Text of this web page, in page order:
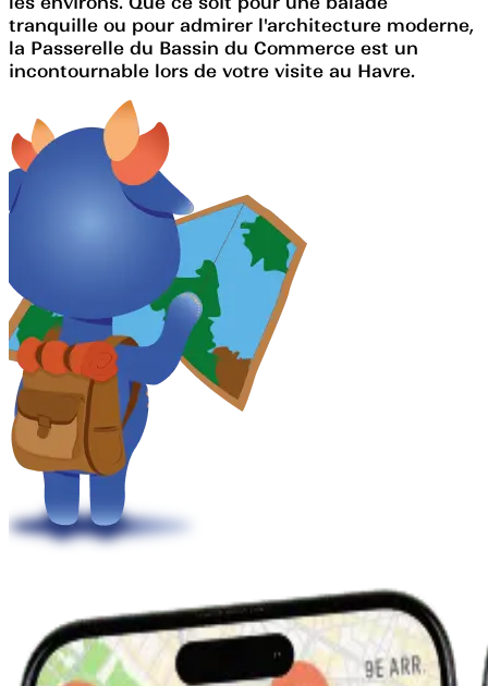
tranquille ou pour admirer l'architecture moderne,
la Passerelle du Bassin du Commerce est un
incontournable lors de votre visite au Havre.